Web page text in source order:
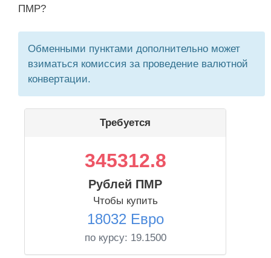
ПМР?
Обменными пунктами дополнительно может
взиматься комиссия за проведение валютной
конвертации.
Требуется
345312.8
Рублей ПМР
Чтобы купить
18032 Евро
по курсу: 19.1500